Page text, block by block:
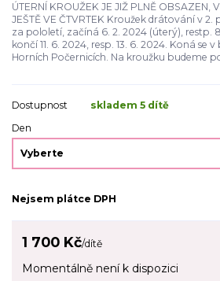
ÚTERNÍ KROUŽEK JE JIŽ PLNĚ OBSAZEN,
JEŠTĚ VE ČTVRTEK Kroužek drátování v 2.
za pololetí, začíná 6. 2. 2024 (úterý), restp.
končí 11. 6. 2024, resp. 13. 6. 2024. Koná se
Horních Počernicích. Na kroužku budeme
Dostupnost
skladem 5 dítě
Den
Nejsem plátce DPH
1 700 Kč/dítě
Momentálně není k dispozici